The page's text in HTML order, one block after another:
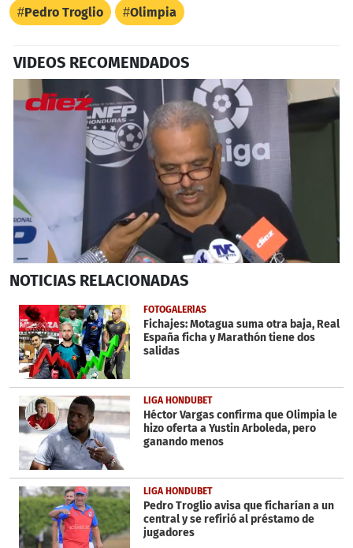
Pedro Troglio Olimpia
VIDEOS RECOMENDADOS
seconds
1
minute,
32
seconds
NOTICIAS RELACIONADAS
FOTOGALERÍAS
Fichajes: Motagua suma otra baja, Real
España ficha y Marathón tiene dos
salidas
LIGA HONDUBET
Héctor Vargas confirma que Olimpia le
hizo oferta a Yustin Arboleda, pero
ganando menos
LIGA HONDUBET
Pedro Troglio avisa que ficharían a un
central y se refirió al préstamo de
jugadores